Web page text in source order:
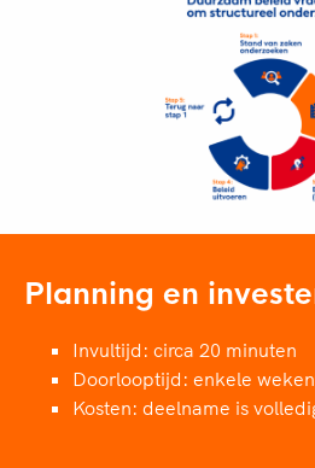
Planning en
Invultijd: circa 20 minuten
Doorlooptijd: enkele weken
Kosten: deelname is